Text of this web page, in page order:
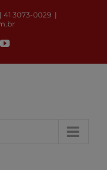
41 3073-0029 |
YouTube